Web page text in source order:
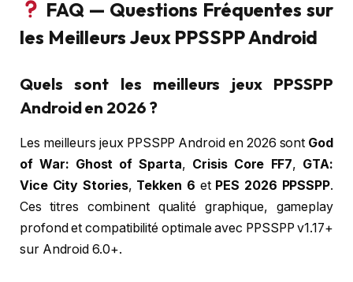
FAQ — Questions Fréquentes sur
les Meilleurs Jeux PPSSPP Android
Quels sont les meilleurs jeux PPSSPP
Android en 2026 ?
Les meilleurs jeux PPSSPP Android en 2026 sont God
of War: Ghost of Sparta, Crisis Core FF7, GTA:
Vice City Stories, Tekken 6 et PES 2026 PPSSPP.
Ces titres combinent qualité graphique, gameplay
profond et compatibilité optimale avec PPSSPP v1.17+
sur Android 6.0+.